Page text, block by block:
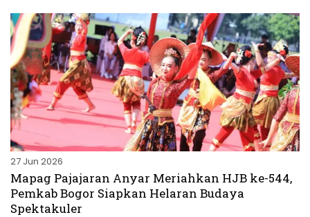
27 Jun 2026
Mapag Pajajaran Anyar Meriahkan HJB ke-544,
Pemkab Bogor Siapkan Helaran Budaya
Spektakuler